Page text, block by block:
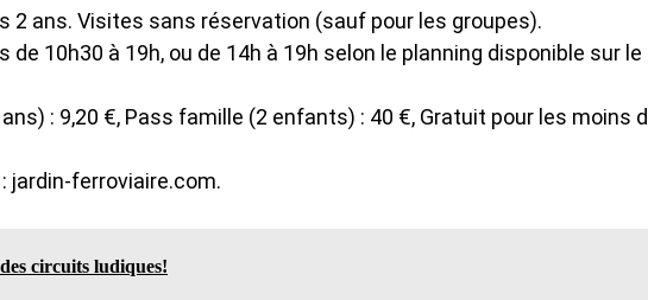
2 ans. Visites sans réservation (sauf pour les groupes).
de 10h30 à 19h, ou de 14h à 19h selon le planning disponible sur le
: 9,20 €, Pass famille (2 enfants) : 40 €, Gratuit pour les moins
jardin-ferroviaire.com.
circuits ludiques!